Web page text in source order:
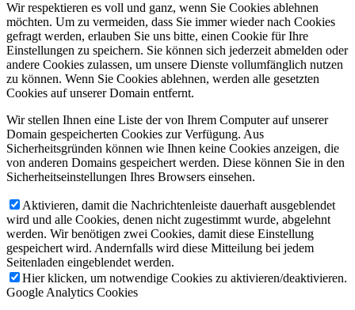
Wir respektieren es voll und ganz, wenn Sie Cookies ablehnen
möchten. Um zu vermeiden, dass Sie immer wieder nach Cookies
gefragt werden, erlauben Sie uns bitte, einen Cookie für Ihre
Einstellungen zu speichern. Sie können sich jederzeit abmelden oder
andere Cookies zulassen, um unsere Dienste vollumfänglich nutzen
zu können. Wenn Sie Cookies ablehnen, werden alle gesetzten
Cookies auf unserer Domain entfernt.
Wir stellen Ihnen eine Liste der von Ihrem Computer auf unserer
Domain gespeicherten Cookies zur Verfügung. Aus
Sicherheitsgründen können wie Ihnen keine Cookies anzeigen, die
von anderen Domains gespeichert werden. Diese können Sie in den
Sicherheitseinstellungen Ihres Browsers einsehen.
Aktivieren, damit die Nachrichtenleiste dauerhaft ausgeblendet
wird und alle Cookies, denen nicht zugestimmt wurde, abgelehnt
werden. Wir benötigen zwei Cookies, damit diese Einstellung
gespeichert wird. Andernfalls wird diese Mitteilung bei jedem
Seitenladen eingeblendet werden.
Hier klicken, um notwendige Cookies zu aktivieren/deaktivieren.
Google Analytics Cookies